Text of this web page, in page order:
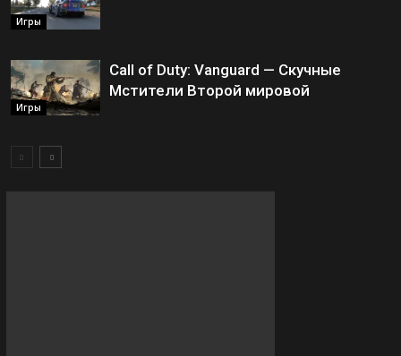
Игры
Игры
Call of Duty: Vanguard — Скучные
Мстители Второй мировой